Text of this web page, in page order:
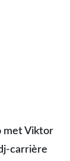
met Viktor
carrière